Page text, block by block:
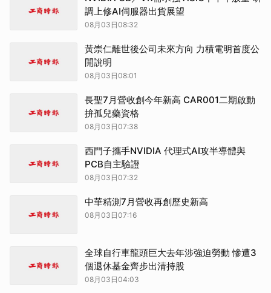
調上修AI伺服器出貨展望
08月03日08:32
黃崇仁離世後公司未來方向 力積電明首度公
開說明
08月03日08:01
長聖7月營收創今年新高 CAR001二期啟動
拚孤兒藥資格
08月03日07:38
西門子攜手NVIDIA 代理式AI攻半導體與
PCB自主驗證
08月03日07:32
中華精測7月營收再創歷史新高
08月03日07:16
全球自行車龍頭巨大去年涉強迫勞動 慘遭3
個退休基金齊步出清持股
08月03日04:03